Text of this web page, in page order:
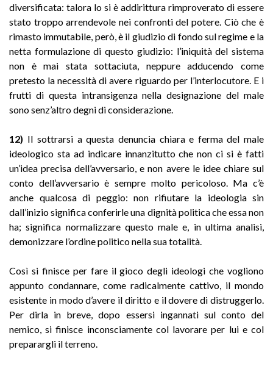
diversificata: talora lo si è addirittura rimproverato di essere
stato troppo arrendevole nei confronti del potere. Ciò che è
rimasto immutabile, però, è il giudizio di fondo sul regime e la
netta formulazione di questo giudizio: l’iniquità del sistema
non è mai stata sottaciuta, neppure adducendo come
pretesto la necessità di avere riguardo per l’interlocutore. E i
frutti di questa intransigenza nella designazione del male
sono senz’altro degni di considerazione.
12) II sottrarsi a questa denuncia chiara e ferma del male
ideologico sta ad indicare innanzitutto che non ci si è fatti
un’idea precisa dell’avversario, e non avere le idee chiare sul
conto dell’avversario è sempre molto pericoloso. Ma c’è
anche qualcosa di peggio: non rifiutare la ideologia sin
dall’inizio significa conferirle una dignità politica che essa non
ha; significa normalizzare questo male e, in ultima analisi,
demonizzare l’ordine politico nella sua totalità.
Così si finisce per fare il gioco degli ideologi che vogliono
appunto condannare, come radicalmente cattivo, il mondo
esistente in modo d’avere il diritto e il dovere di distruggerlo.
Per dirla in breve, dopo essersi ingannati sul conto del
nemico, si finisce inconsciamente col lavorare per lui e col
preparargli il terreno.